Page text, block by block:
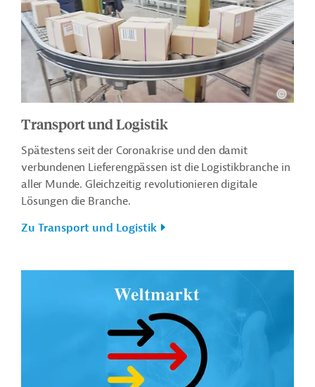
Transport und Logistik
Spätestens seit der Coronakrise und den damit
verbundenen Lieferengpässen ist die Logistikbranche in
aller Munde. Gleichzeitig revolutionieren digitale
Lösungen die Branche.
Zu Transport und Logistik